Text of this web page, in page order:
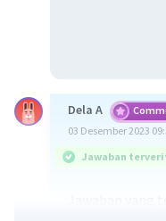
Dela A
03 Desember 2023
Jawaban